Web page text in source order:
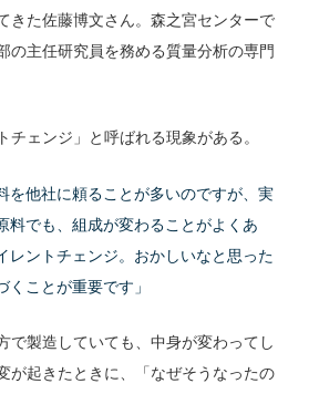
きた佐藤博文さん。森之宮センターで
の主任研究員を務める質量分析の専門
チェンジ」と呼ばれる現象がある。
を他社に頼ることが多いのですが、実
料でも、組成が変わることがよくあ
レントチェンジ。おかしいなと思った
くことが重要です」
で製造していても、中身が変わってし
が起きたときに、「なぜそうなったの